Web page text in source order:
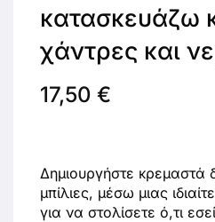
κατασκευάζω
χάντρες και
17,50 €
Δημιουργήστε κρεμαστά
μπίλιες, μέσω μιας
για να στολίσετε ό,τι